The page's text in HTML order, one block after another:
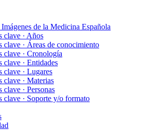
de la Medicina Española
clave · Años
clave · Áreas de conocimiento
clave · Cronología
clave · Entidades
clave · Lugares
clave · Materias
clave · Personas
clave · Soporte y/o formato